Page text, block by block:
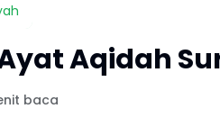
Aqidah
baca